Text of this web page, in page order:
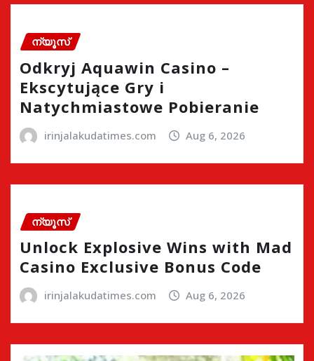
ന്യൂസ്
Odkryj Aquawin Casino –
Ekscytujące Gry i
Natychmiastowe Pobieranie
irinjalakudatimes.com Aug 6, 2026
ന്യൂസ്
Unlock Explosive Wins with Mad
Casino Exclusive Bonus Code
irinjalakudatimes.com Aug 6, 2026